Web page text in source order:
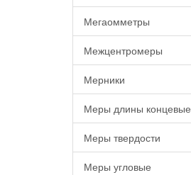
Мегаомметры
Межцентромеры
Мерники
Меры длины концевые
Меры твердости
Меры угловые